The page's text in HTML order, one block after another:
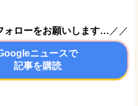
ォローをお願いします… ／／
ニュースで
記事を購読